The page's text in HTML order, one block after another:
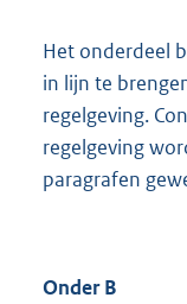
Het onderdeel
in lijn te
regelgeving.
regelgeving
paragrafen
Onder B